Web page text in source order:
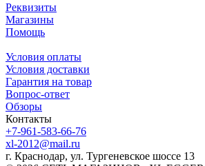
Реквизиты
Магазины
Помощь
Условия оплаты
Условия доставки
Гарантия на товар
Вопрос-ответ
Обзоры
Контакты
+7-961-583-66-76
xl-2012@mail.ru
г. Краснодар, ул. Тургеневское шоссе 13